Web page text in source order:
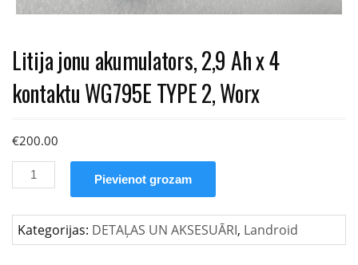
Litija jonu akumulators, 2,9 Ah x 4
kontaktu WG795E TYPE 2, Worx
€200.00
Litija
jonu
2,9
Ah
Pievienot grozam
Kategorijas: DETAĻAS UN AKSESUĀRI, Landroid